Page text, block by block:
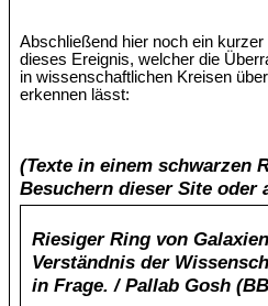
Abschließend hier noch ein
dieses Ereignis, welcher die
in wissenschaftlichen Kreisen
erkennen lässt:
(Texte in einem schwarzen
Besuchern dieser Site oder
Riesiger Ring von
Verständnis der
in Frage. / Pallab Gosh